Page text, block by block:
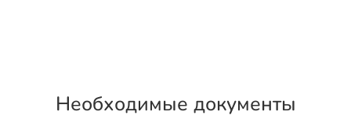
Необходимые документы